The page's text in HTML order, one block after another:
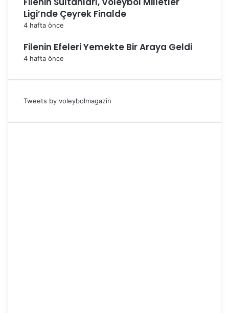
Ligi’nde Çeyrek Finalde
4 hafta önce
Filenin Efeleri Yemekte Bir Araya Geldi
4 hafta önce
Tweets by voleybolmagazin